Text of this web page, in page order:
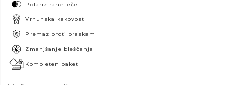
Polarizirane leče
Vrhunska kakovost
Premaz proti praskam
Zmanjšanje bleščanja
Kompleten paket